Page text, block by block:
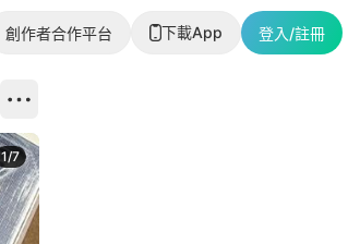
創作者合作平台 下載App 登入/註冊
1/7